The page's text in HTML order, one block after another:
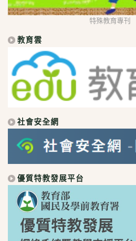
特殊教育專刊
教育雲
社會安全網
優質特教發展平台